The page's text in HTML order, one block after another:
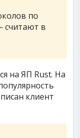
по
считают в
на ЯП Rust. На
клиент